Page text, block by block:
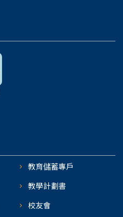
教育儲蓄專戶
教學計劃書
校友會